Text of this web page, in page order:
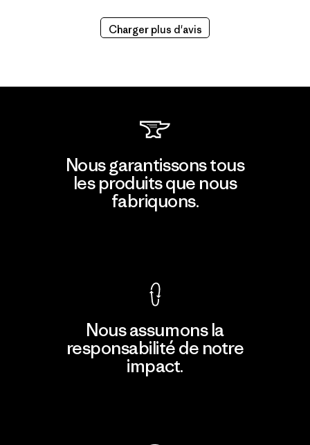
Charger plus d'avis
Nous garantissons tous
les produits que nous
fabriquons.
Nous assumons la
responsabilité de notre
impact.